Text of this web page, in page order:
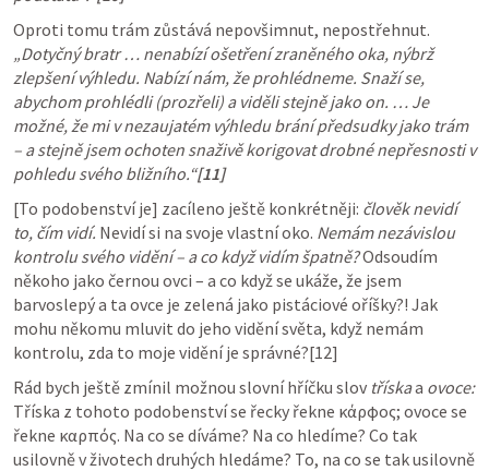
„Dotyčný bratr … nenabízí ošetření zraněného oka, nýbrž
zlepšení výhledu. Nabízí nám, že prohlédneme. Snaží se,
abychom prohlédli (prozřeli) a viděli stejně jako on. … Je
možné, že mi v nezaujatém výhledu brání předsudky jako trám
– a stejně jsem ochoten snaživě korigovat drobné nepřesnosti v
pohledu svého bližního.“[11]
[To podobenství je] zacíleno ještě konkrétněji: člověk nevidí
to, čím vidí. Nevidí si na svoje vlastní oko. Nemám nezávislou
kontrolu svého vidění – a co když vidím špatně? Odsoudím
někoho jako černou ovci – a co když se ukáže, že jsem
barvoslepý a ta ovce je zelená jako pistáciové oříšky?! Jak
mohu někomu mluvit do jeho vidění světa, když nemám
kontrolu, zda to moje vidění je správné?[12]
Rád bych ještě zmínil možnou slovní hříčku slov tříska a ovoce:
Tříska z tohoto podobenství se řecky řekne κάρφος; ovoce se
řekne καρπός. Na co se díváme? Na co hledíme? Co tak
usilovně v životech druhých hledáme? To, na co se tak usilovně